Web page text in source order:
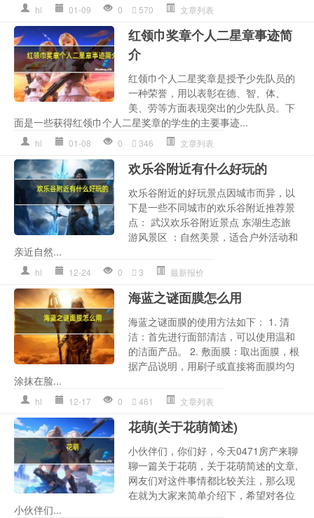
hl 01-09 0 570 文章列表
红领巾奖章个人二星章事迹简
介
红领巾个人二星奖章是授予少先队员的
一种荣誉，用以表彰在德、智、体、
美、劳等方面表现突出的少先队员。下
面是一些获得红领巾个人二星奖章的学生的主要事迹...
hl 01-08 0 346 文章列表
欢乐谷附近有什么好玩的
欢乐谷附近的好玩景点因城市而异，以
下是一些不同城市的欢乐谷附近推荐景
点： 武汉欢乐谷附近景点 东湖生态旅
游风景区 ：自然美景，适合户外活动和
亲近自然...
hl 12-24 0 3 最新报价
海蓝之谜面膜怎么用
海蓝之谜面膜的使用方法如下： 1. 清
洁：首先进行面部清洁，可以使用温和
的洁面产品。 2. 敷面膜：取出面膜，根
据产品说明，用刷子或直接将面膜均匀
涂抹在脸...
hl 12-17 0 461 文章列表
花萌(关于花萌简述)
小伙伴们，你们好，今天0471房产来聊
聊一篇关于花萌，关于花萌简述的文章,
网友们对这件事情都比较关注，那么现
在就为大家来简单介绍下，希望对各位
小伙伴们...